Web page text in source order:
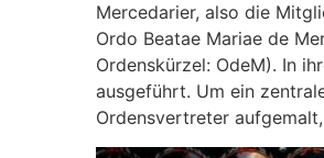
Mercedarier, also die
Ordo Beatae Mariae de
Ordenskürzel: OdeM). In
ausgeführt. Um ein
Ordensvertreter